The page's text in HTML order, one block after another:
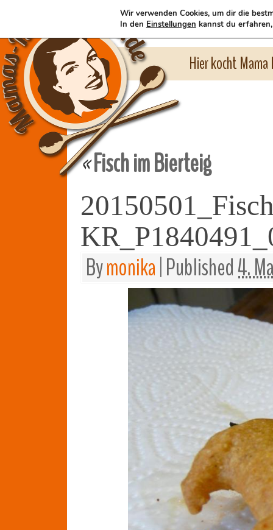
Hier kocht
«Fisch im Bierteig
Bymonika|Published4.
Wir verwenden Cookies, um dir die
In den Einstellungen kannst du